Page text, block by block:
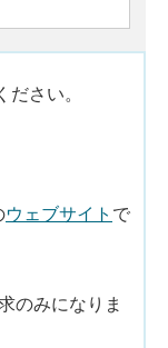
さい。
ウェブサイト で
のみになりま